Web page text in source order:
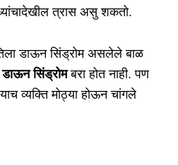
त्रास असु शकतो.
डाऊन सिंड्रोम असलेले बाळ
डाऊन सिंड्रोमबरा होत नाही. पण
व्यक्ति मोठ्या होऊन चांगले